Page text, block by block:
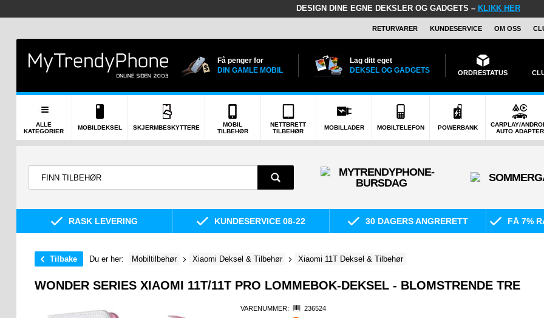
DESIGN DINE EGNE DEKSLER OG GADGETS – KLIKK HER
RETURVARER KUNDESERVICE OM OSS
Få penger for
DIN GAMLE MOBIL
Lag ditt eget
DEKSEL OG GADGETS
ORDRESTATUS
ALLE
KATEGORIER
MOBILDEKSEL SKJERMBESKYTTERE
MOBIL
TILBEHØR
NETTBRETT
TILBEHØR
MOBILLADER MOBILTELEFON POWERBANK
CARPLAY/
AUTO ADAPTER
RASK LEVERING KUNDESERVICE 08-22 30 DAGERS ANGRERETT FÅ 7%
Tilbake Du er her: Mobiltilbehør Xiaomi Deksel & Tilbehør Xiaomi 11T Deksel & Tilbehør
WONDER SERIES XIAOMI 11T/11T PRO LOMMEBOK-DEKSEL - BLOMSTRENDE TRE
VARENUMMER:
236524